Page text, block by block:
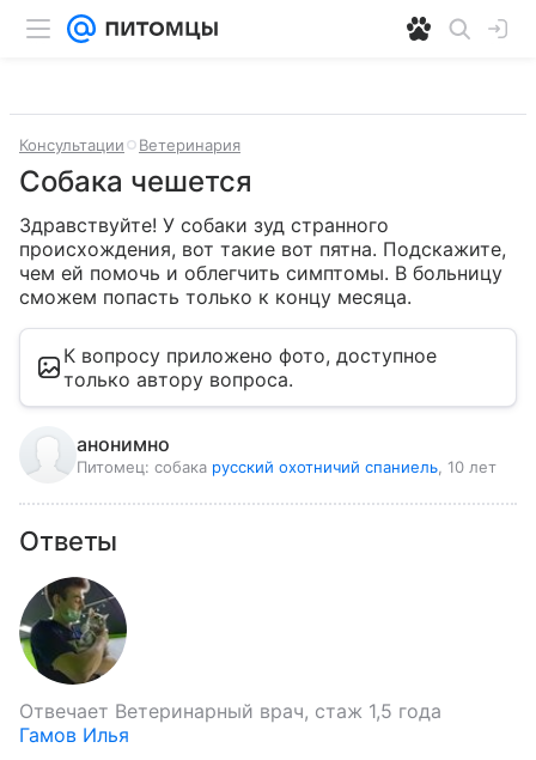
Консультации Ветеринария
Собака чешется
Здравствуйте! У собаки зуд странного
происхождения, вот такие вот пятна. Подскажите,
чем ей помочь и облегчить симптомы. В больницу
сможем попасть только к концу месяца.
К вопросу приложено фото, доступное
только автору вопроса.
анонимно
Питомец: собака русский охотничий спаниель , 10 лет
Ответы
Отвечает Ветеринарный врач, стаж 1,5 года
Гамов Илья